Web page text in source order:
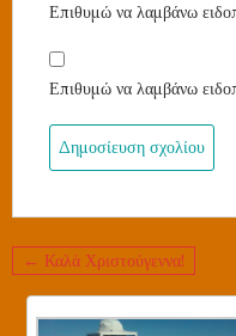
Επιθυμώ να λαμβάνω
Επιθυμώ να λαμβάνω
Πλοήγηση
άρθρων
← Καλά Χριστούγεννα!